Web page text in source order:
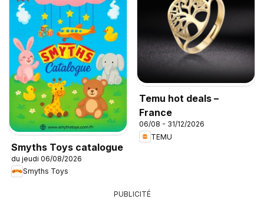
Smyths Toys catalogue
du jeudi 06/08/2026
Smyths Toys
Temu hot deals –
France
06/08 - 31/12/2026
TEMU
PUBLICITÉ